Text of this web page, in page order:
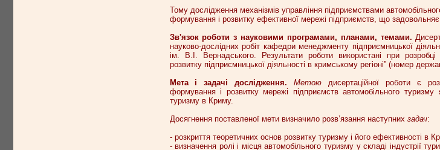
Тому дослідження механізмів управління підприємствами
формування і розвитку ефективної мережі підприємств, що
Зв'язок роботи з науковими програмами, планами, темами.
науково-дослідних робіт кафедри менеджменту підприємницької
ім. В.І. Вернадського. Результати роботи використані при розробці
розвитку підприємницької діяльності в кримському регіоні” (номер
Мета і задачі дослідження.Метоюдисертаційної роботи є
формування і розвитку мережі підприємств автомобільного туризму
туризму в Криму.
Досягнення поставленої мети визначило розв’язання наступних задач:
- розкриття теоретичних основ розвитку туризму і його ефективності в
- визначення ролі і місця автомобільного туризму у складі індустрії